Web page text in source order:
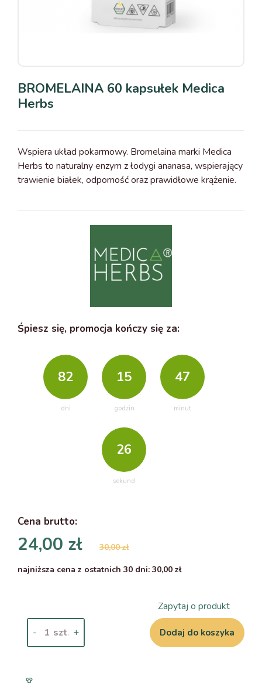
BROMELAINA 60 kapsułek Medica
Herbs
Wspiera układ pokarmowy. Bromelaina marki Medica
Herbs to naturalny enzym z łodygi ananasa, wspierający
trawienie białek, odporność oraz prawidłowe krążenie.
Śpiesz się, promocja kończy się za:
82
dni
15
godzin
47
minut
25
sekund
Cena brutto:
24,00 zł
30,00 zł
najniższa cena z ostatnich 30 dni: 30,00 zł
Zapytaj o produkt
- + Dodaj do koszyka